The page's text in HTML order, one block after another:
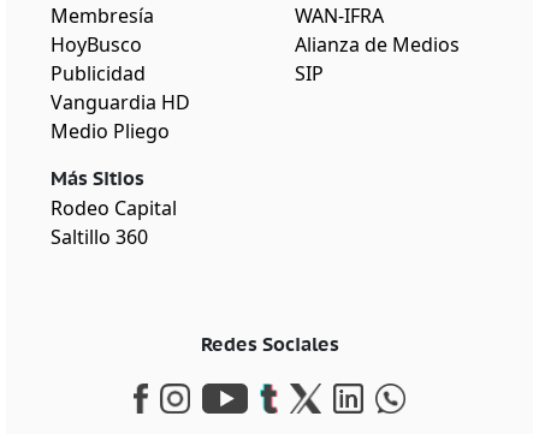
Membresía
HoyBusco
Publicidad
Vanguardia HD
Medio Pliego
Más Sitios
Rodeo Capital
Saltillo 360
WAN-IFRA
Alianza de Medios
SIP
Redes Sociales